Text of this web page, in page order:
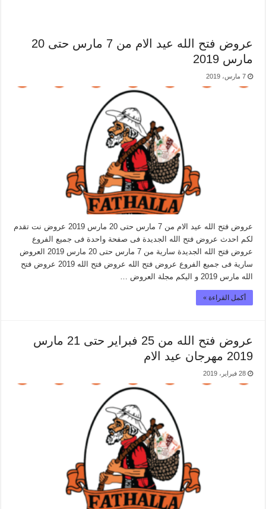
عروض فتح الله عيد الام من 7 مارس حتى 20
مارس 2019
7 مارس، 2019
عروض فتح الله عيد الام من 7 مارس حتى 20 مارس 2019 عروض نت تقدم
لكم احدث عروض فتح الله الجديدة فى صفحة واحدة فى جميع الفروع
عروض فتح الله الجديدة سارية من 7 مارس حتى 20 مارس 2019 العروض
سارية فى جميع الفروع عروض فتح الله عروض فتح الله 2019 عروض فتح
الله مارس 2019 و اليكم مجلة العروض …
أكمل القراءة »
عروض فتح الله من 25 فبراير حتى 21 مارس
2019 مهرجان عيد الام
28 فبراير، 2019